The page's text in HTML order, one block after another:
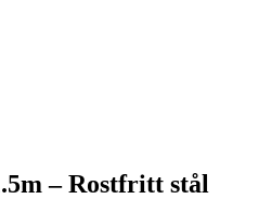
– Rostfritt stål